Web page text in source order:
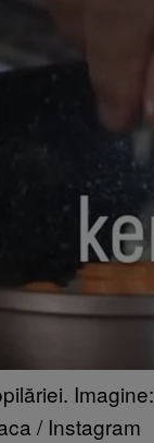
Imagine:
/ Instagram